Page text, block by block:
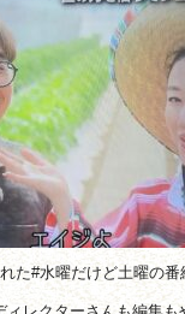
た#水曜だけど土曜の